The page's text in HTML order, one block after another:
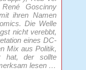
Goscinny
ihren Namen
Die Welle
nicht verebbt,
eines DC-
Mix aus Politik,
hat, der sollte
lesen …